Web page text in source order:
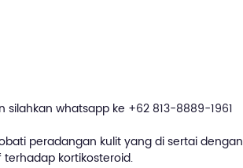
silahkan whatsapp ke +62 813-8889-1961
peradangan kulit yang di sertai dengan
kortikosteroid.